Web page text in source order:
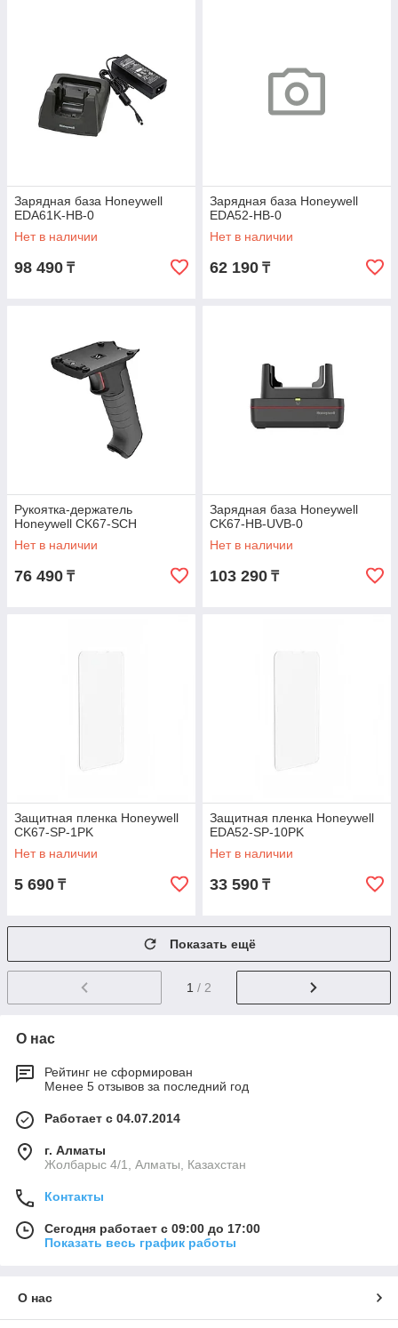
Зарядная база Honeywell
EDA61K-HB-0
Нет в наличии
98 490 ₸
Зарядная база Honeywell
EDA52-HB-0
Нет в наличии
62 190 ₸
Рукоятка-держатель
Honeywell CK67-SCH
Нет в наличии
76 490 ₸
Зарядная база Honeywell
CK67-HB-UVB-0
Нет в наличии
103 290 ₸
Защитная пленка Honeywell
CK67-SP-1PK
Нет в наличии
5 690 ₸
Защитная пленка Honeywell
EDA52-SP-10PK
Нет в наличии
33 590 ₸
Показать ещё
1 / 2
О нас
Рейтинг не сформирован
Менее 5 отзывов за последний год
Работает с 04.07.2014
г. Алматы
Жолбарыс 4/1, Алматы, Казахстан
Контакты
Сегодня работает с 09:00 до 17:00
Показать весь график работы
О нас